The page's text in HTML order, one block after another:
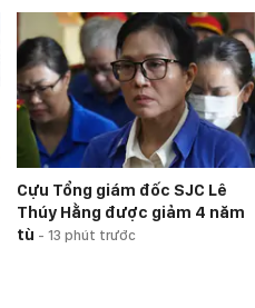
Cựu Tổng giám đốc SJC Lê
Thúy Hằng được giảm 4 năm
tù - 13 phút trước